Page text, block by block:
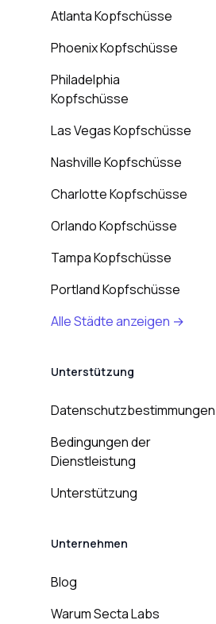
Atlanta Kopfschüsse
Phoenix Kopfschüsse
Philadelphia
Kopfschüsse
Las Vegas Kopfschüsse
Nashville Kopfschüsse
Charlotte Kopfschüsse
Orlando Kopfschüsse
Tampa Kopfschüsse
Portland Kopfschüsse
Alle Städte anzeigen →
Unterstützung
Datenschutzbestimmungen
Bedingungen der
Dienstleistung
Unterstützung
Unternehmen
Blog
Warum Secta Labs